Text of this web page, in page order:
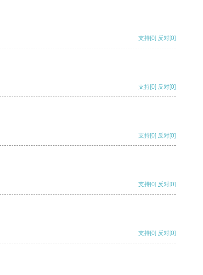
支持[0] 反对[0]
支持[0] 反对[0]
支持[0] 反对[0]
支持[0] 反对[0]
支持[0] 反对[0]